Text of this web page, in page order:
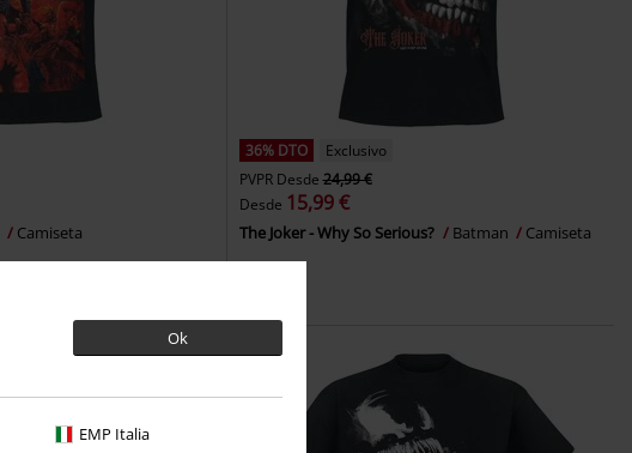
Ok
EMP Italia
Camiseta
36% DTO
Exclusivo
PVPR Desde24,99 €
Desde 15,99 €
The Joker - Why So Serious? Batman Camiseta